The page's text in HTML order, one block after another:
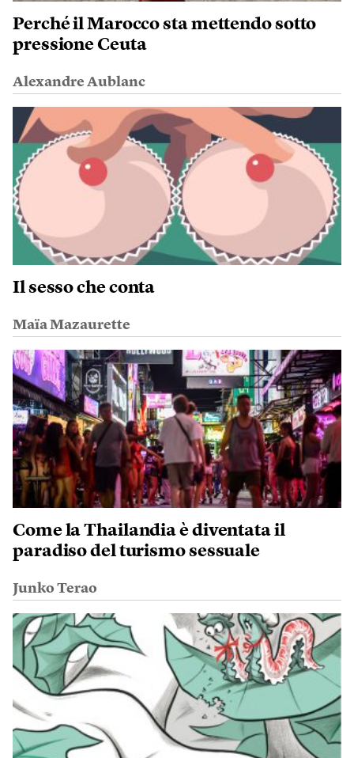
Perché il Marocco sta mettendo sotto
pressione Ceuta
Alexandre Aublanc
Il sesso che conta
Maïa Mazaurette
Come la Thailandia è diventata il
paradiso del turismo sessuale
Junko Terao